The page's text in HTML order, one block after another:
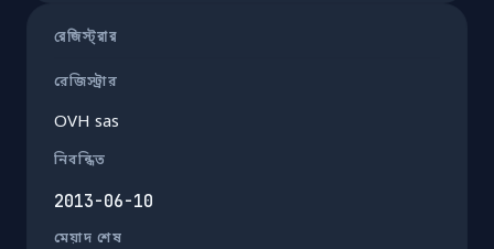
রেজিস্ট্রার
রেজিস্ট্রার
OVH sas
নিবন্ধিত
2013-06-10
মেয়াদ শেষ